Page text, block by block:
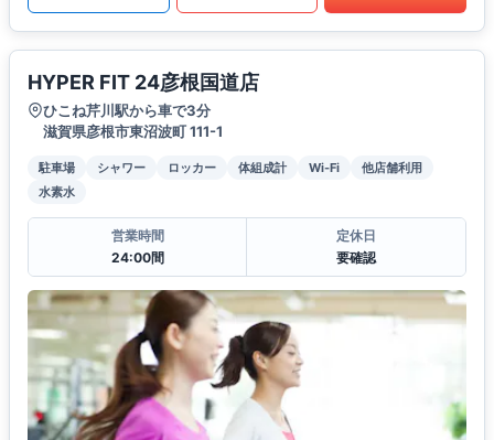
HYPER FIT 24彦根国道店
ひこね芹川駅から車で3分
滋賀県彦根市東沼波町 111-1
駐車場 シャワー ロッカー 体組成計 Wi-Fi
他店舗利用
水素水
営業時間
24:00間
定休日
要確認